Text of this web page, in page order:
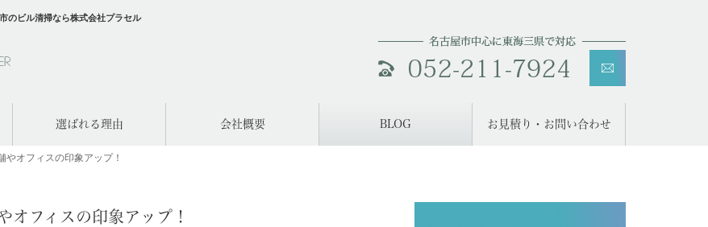
のビル清掃なら株式会社プラセル
選ばれる理由 会社概要 BLOG お見積り・お問い合わせ
やオフィスの印象アップ！
オフィスの印象アップ！